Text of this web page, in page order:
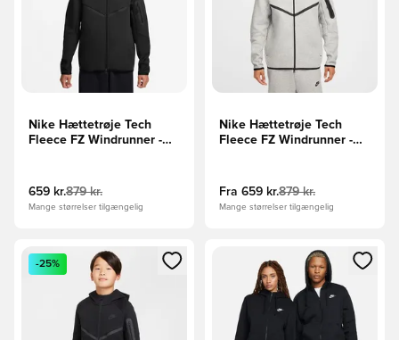
Nike Hættetrøje Tech
Fleece FZ Windrunner -
659 kr.879 kr.
Mange størrelser tilgængelig
Nike Hættetrøje Tech
Fleece FZ Windrunner -
Fra 659 kr.879 kr.
Mange størrelser tilgængelig
Åbner en Modal til at logge ind eller tilmelde dig som
-25%
Åbner en Modal til at logge